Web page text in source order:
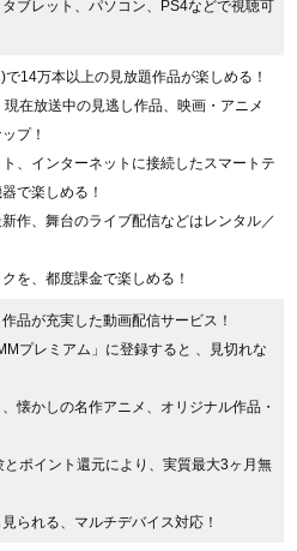
タブレット、パソコン、PS4などで視聴可
で14万本以上の見放題作品が楽しめる！
現在放送中の見逃し作品、映画・アニメ
プ！
ト、インターネットに接続したスマートテ
で楽しめる！
新作、舞台のライブ配信などはレンタル／
を、都度課金で楽しめる！
品が充実した動画配信サービス！
プレミアム」に登録すると 、見切れな
懐かしの名作アニメ、オリジナル作品・
とポイント還元により、実質最大3ヶ月無
られる、マルチデバイス対応！